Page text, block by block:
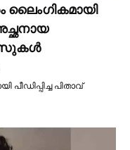
ലൈംഗികമായി
പീഡിപ്പിച്ച പിതാവ്